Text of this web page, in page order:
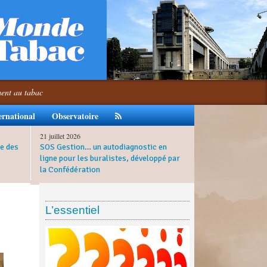
au tabac
Observatoire
des
21 juillet 2026
SOS Gestion… un autodiagnostic en
ligne pour les buralistes, développé par
la Confédération
L’essentiel